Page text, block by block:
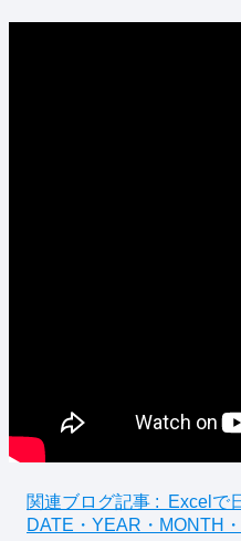
関連ブログ記事 :
Excelで
DATE・YEAR・MONTH